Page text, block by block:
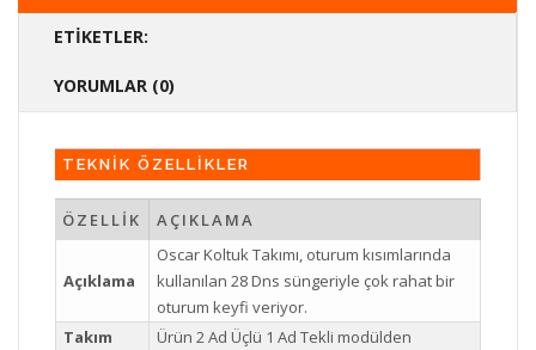
ETIKETLER:
YORUMLAR (0)
TEKNİK ÖZELLİKLER
ÖZELLİK AÇIKLAMA
Açıklama
Oscar Koltuk Takımı, oturum kısımlarında
kullanılan 28 Dns süngeriyle çok rahat bir
oturum keyfi veriyor.
Takım
Ürün 2 Ad Üçlü 1 Ad Tekli modülden